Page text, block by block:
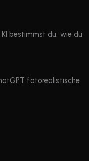
bestimmst du, wie du
fotorealistische